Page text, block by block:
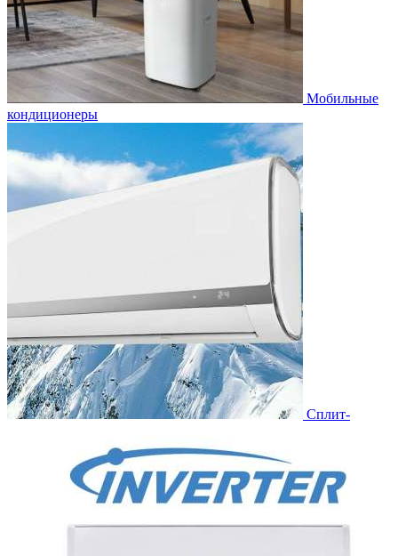
Мобильные
кондиционеры
Сплит-